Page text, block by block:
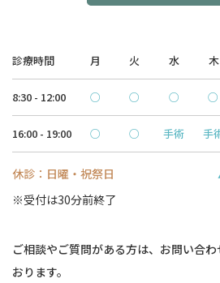
しません。
託する業者に対して開示する場合
・法令に基づき開示することが必要で
個人情報の安全対策
当社は、個人情報の正確性及び安全
お客さまがご本人の個人情報の照会・
きます。
診療時間 月 火 水 木
8:30 - 12:00 ○ ○ ○ ○
16:00 - 19:00 ○ ○ 手術 手
休診：日曜・祝祭日
※受付は30分前終了
ご相談やご質問がある方は、お問い合
おります。